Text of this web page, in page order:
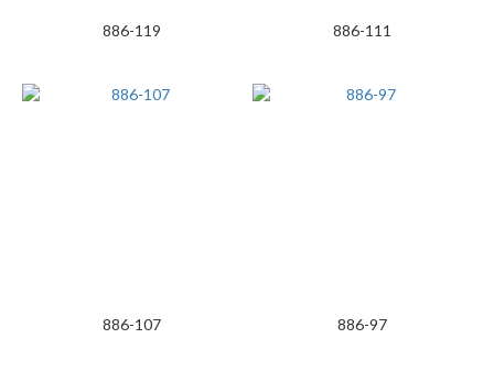
886-119 886-111
886-107 886-97